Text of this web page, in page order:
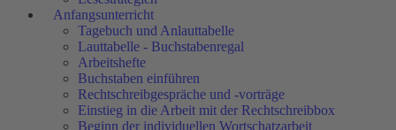
Anfangsunterricht
Tagebuch und Anlauttabelle
Lauttabelle - Buchstabenregal
Arbeitshefte
Buchstaben einführen
Rechtschreibgespräche und -vorträge
Einstieg in die Arbeit mit der Rechtschreibbox
Beginn der individuellen Wortschatzarbeit